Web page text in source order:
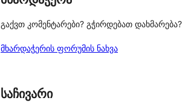
გაქვთ კომენტარები? გჭირდებათ დახმარება?
მხარდაჭერის ფორუმის ნახვა
საჩივარი